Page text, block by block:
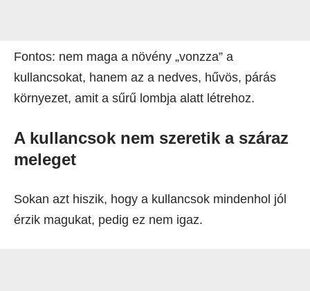
Fontos: nem maga a növény „vonzza” a
kullancsokat, hanem az a nedves, hűvös, párás
környezet, amit a sűrű lombja alatt létrehoz.
A kullancsok nem szeretik a száraz
meleget
Sokan azt hiszik, hogy a kullancsok mindenhol jól
érzik magukat, pedig ez nem igaz.